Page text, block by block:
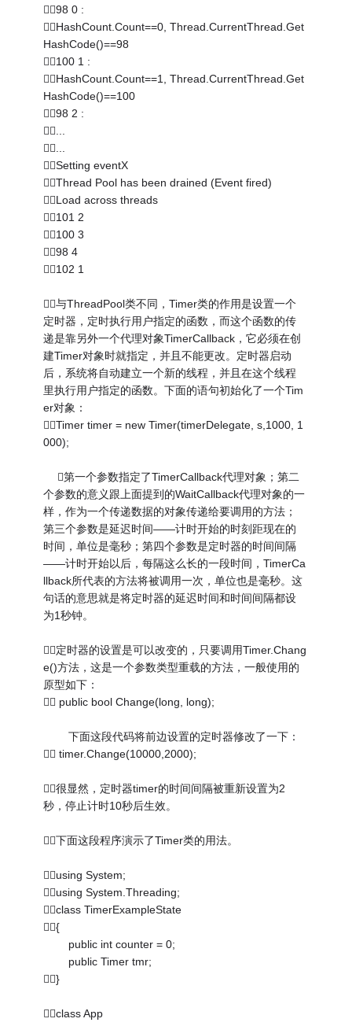
98 0 :
HashCount.Count==0, Thread.CurrentThread.Get
HashCode()==98
100 1 :
HashCount.Count==1, Thread.CurrentThread.Get
HashCode()==100
98 2 :
...
...
Setting eventX
Thread Pool has been drained (Event fired)
Load across threads
101 2
100 3
98 4
102 1
与ThreadPool类不同，Timer类的作用是设置一个
定时器，定时执行用户指定的函数，而这个函数的传
递是靠另外一个代理对象TimerCallback，它必须在创
建Timer对象时就指定，并且不能更改。定时器启动
后，系统将自动建立一个新的线程，并且在这个线程
里执行用户指定的函数。下面的语句初始化了一个Tim
er对象：
Timer timer = new Timer(timerDelegate, s,1000, 1
000);
第一个参数指定了TimerCallback代理对象；第二
个参数的意义跟上面提到的WaitCallback代理对象的一
样，作为一个传递数据的对象传递给要调用的方法；
第三个参数是延迟时间——计时开始的时刻距现在的
时间，单位是毫秒；第四个参数是定时器的时间间隔
——计时开始以后，每隔这么长的一段时间，TimerCa
llback所代表的方法将被调用一次，单位也是毫秒。这
句话的意思就是将定时器的延迟时间和时间间隔都设
为1秒钟。
定时器的设置是可以改变的，只要调用Timer.Chang
e()方法，这是一个参数类型重载的方法，一般使用的
原型如下：
 public bool Change(long, long);
下面这段代码将前边设置的定时器修改了一下：
 timer.Change(10000,2000);
很显然，定时器timer的时间间隔被重新设置为2
秒，停止计时10秒后生效。
下面这段程序演示了Timer类的用法。
using System;
using System.Threading;
class TimerExampleState
{
public int counter = 0;
public Timer tmr;
}
class App